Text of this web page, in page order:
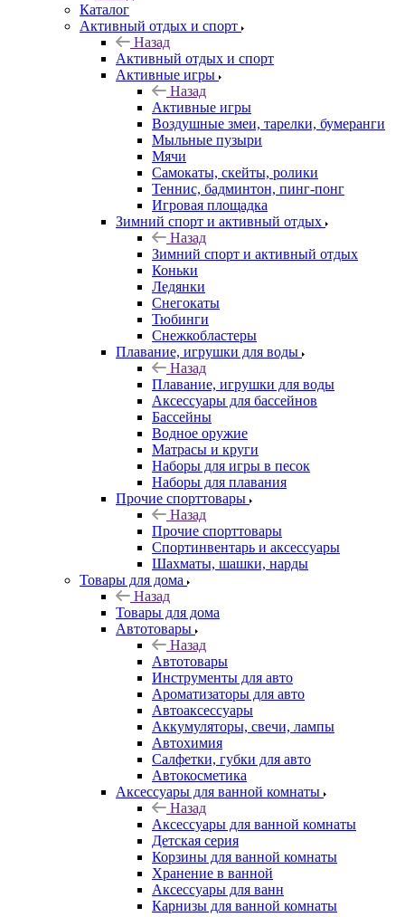
Каталог
Активный отдых и спорт
Назад
Активный отдых и спорт
Активные игры
Назад
Активные игры
Воздушные змеи, тарелки, бумеранги
Мыльные пузыри
Мячи
Самокаты, скейты, ролики
Теннис, бадминтон, пинг-понг
Игровая площадка
Зимний спорт и активный отдых
Назад
Зимний спорт и активный отдых
Коньки
Ледянки
Снегокаты
Тюбинги
Снежкобластеры
Плавание, игрушки для воды
Назад
Плавание, игрушки для воды
Аксессуары для бассейнов
Бассейны
Водное оружие
Матрасы и круги
Наборы для игры в песок
Наборы для плавания
Прочие спорттовары
Назад
Прочие спорттовары
Спортинвентарь и аксессуары
Шахматы, шашки, нарды
Товары для дома
Назад
Товары для дома
Автотовары
Назад
Автотовары
Инструменты для авто
Ароматизаторы для авто
Автоаксессуары
Аккумуляторы, свечи, лампы
Автохимия
Салфетки, губки для авто
Автокосметика
Аксессуары для ванной комнаты
Назад
Аксессуары для ванной комнаты
Детская серия
Корзины для ванной комнаты
Хранение в ванной
Аксессуары для ванн
Карнизы для ванной комнаты